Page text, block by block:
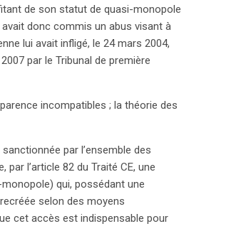
de son statut de quasi-monopole
donc commis un abus visant à
lui avait infligé, le 24 mars 2004,
par le Tribunal de première
incompatibles ; la théorie des
par l’ensemble des
l’article 82 du Traité CE, une
qui, possédant une
selon des moyens
cet accès est indispensable pour